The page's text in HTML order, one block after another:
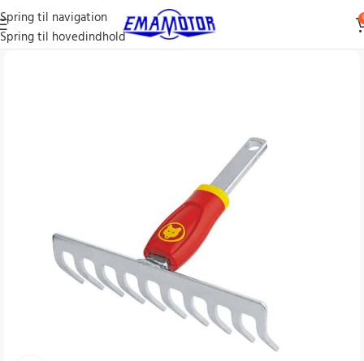
Spring til navigation
Spring til hovedindhold